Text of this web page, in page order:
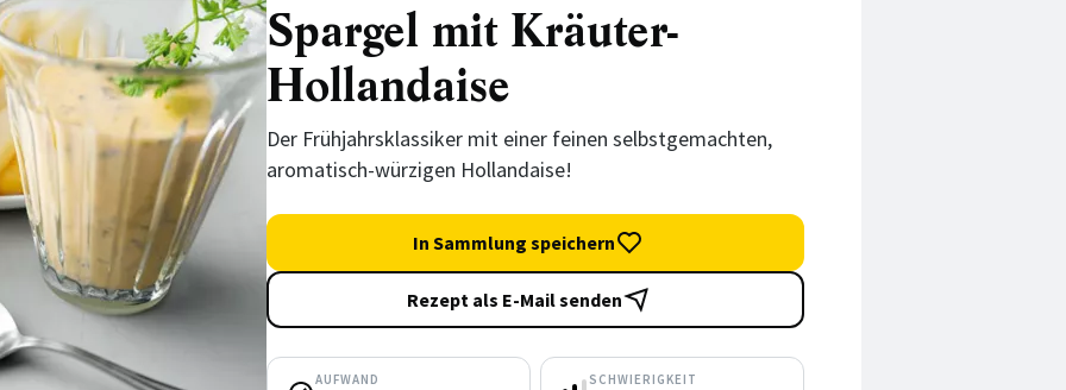
Spargel mit Kräuter-
Hollandaise
Der Frühjahrsklassiker mit einer feinen selbstgemachten,
aromatisch-würzigen Hollandaise!
In Sammlung speichern
Rezept als E-Mail senden
AUFWAND SCHWIERIGKEIT